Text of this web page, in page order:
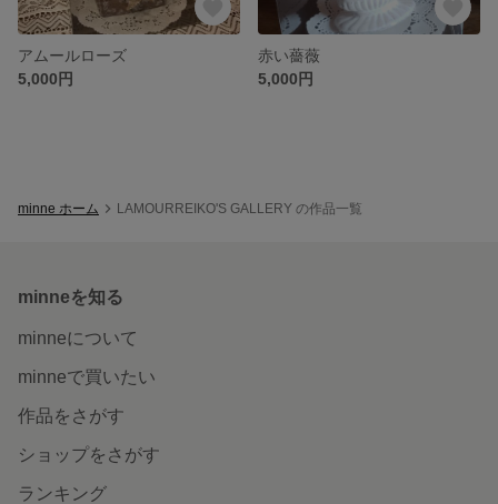
アムールローズ
5,000円
赤い薔薇
5,000円
minne ホーム LAMOURREIKO'S GALLERY の作品一覧
minneを知る
minneについて
minneで買いたい
作品をさがす
ショップをさがす
ランキング